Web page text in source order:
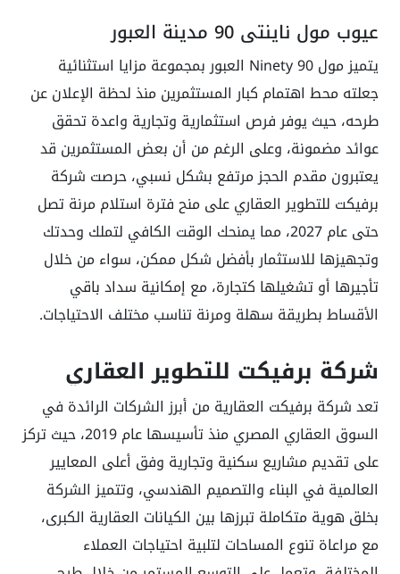
عيوب مول ناينتي 90 مدينة العبور
يتميز مول Ninety 90 العبور بمجموعة مزايا استثنائية
جعلته محط اهتمام كبار المستثمرين منذ لحظة الإعلان عن
طرحه، حيث يوفر فرص استثمارية وتجارية واعدة تحقق
عوائد مضمونة، وعلى الرغم من أن بعض المستثمرين قد
يعتبرون مقدم الحجز مرتفع بشكل نسبي، حرصت شركة
برفيكت للتطوير العقاري على منح فترة استلام مرنة تصل
حتى عام 2027، مما يمنحك الوقت الكافي لتملك وحدتك
وتجهيزها للاستثمار بأفضل شكل ممكن، سواء من خلال
تأجيرها أو تشغيلها كتجارة، مع إمكانية سداد باقي
الأقساط بطريقة سهلة ومرنة تناسب مختلف الاحتياجات.
شركة برفيكت للتطوير العقاري
تعد شركة برفيكت العقارية من أبرز الشركات الرائدة في
السوق العقاري المصري منذ تأسيسها عام 2019، حيث تركز
على تقديم مشاريع سكنية وتجارية وفق أعلى المعايير
العالمية في البناء والتصميم الهندسي، وتتميز الشركة
بخلق هوية متكاملة تبرزها بين الكيانات العقارية الكبرى،
مع مراعاة تنوع المساحات لتلبية احتياجات العملاء